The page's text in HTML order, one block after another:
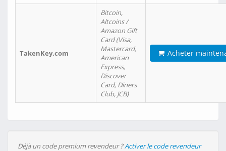
TakenKey.com
Bitcoin,
Altcoins /
Amazon Gift
Card (Visa,
Mastercard,
American
Express,
Discover
Card, Diners
Club, JCB)
Acheter
Déjà un code premium revendeur ?Activer le code revendeur